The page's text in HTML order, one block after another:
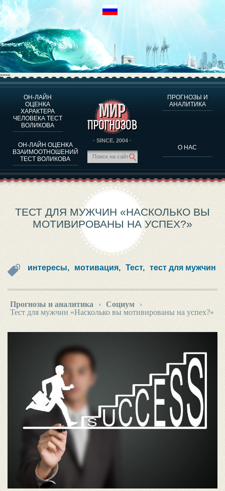
----
ОН-ЛАЙН
ОЦЕНКА
ХАРАКТЕРА
ЧЕЛОВЕКА ТЕСТ
ВОЛИКОВА
ОН-ЛАЙН ОЦЕНКА
ВЗАИМООТНОШЕНИЙ
ТЕСТ ВОЛИКОВА
· SINCE. 2004 ·
ПРОГНОЗЫ И
АНАЛИТИКА
О НАС
О ПРОГРАММЕ
ОЦЕНКА ХАРАКТЕРA ЧЕЛОВЕКА
ОЦЕНКА ХАРАКТЕРА ВЫДАЮЩИХСЯ ЛИЧНОСТЕЙ
О ПРОГРАММЕ
ТЕСТ НА СОВМЕСТИМОСТЬ ВОЛИКОВА
ПРОГНОЗЫ И АНАЛИТИКА
ТЕСТ ДЛЯ МУЖЧИН «НАСКОЛЬКО ВЫ
МОТИВИРОВАНЫ НА УСПЕХ?»
интересы, мотивация, Тест, тест для мужчин
Прогнозы и аналитика › Социум
›
Тест для мужчин «Насколько вы мотивированы на успех?»